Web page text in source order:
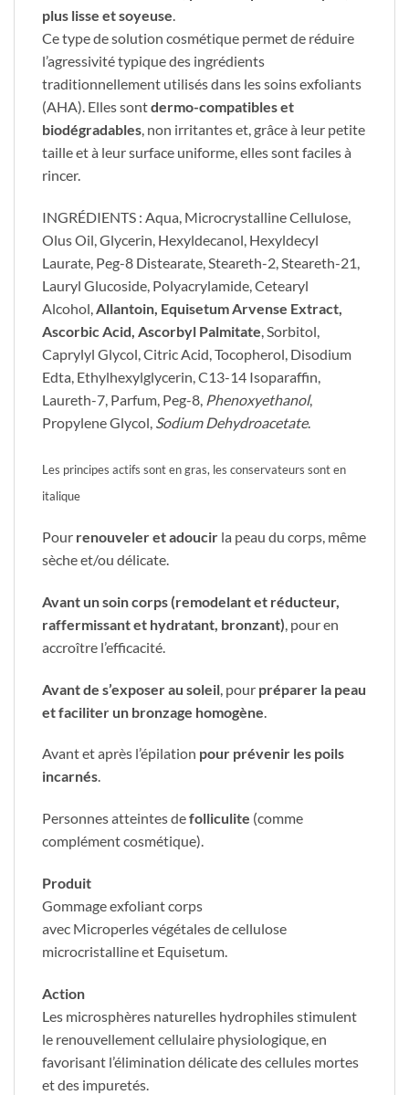
plus lisse et soyeuse.
Ce type de solution cosmétique permet de réduire
l’agressivité typique des ingrédients
traditionnellement utilisés dans les soins exfoliants
(AHA). Elles sontdermo-compatibles et
biodégradables, non irritantes et, grâce à leur petite
taille et à leur surface uniforme, elles sont faciles à
rincer.
INGRÉDIENTS : Aqua, Microcrystalline Cellulose,
Olus Oil, Glycerin, Hexyldecanol, Hexyldecyl
Laurate, Peg-8 Distearate, Steareth-2, Steareth-21,
Lauryl Glucoside, Polyacrylamide, Cetearyl
Alcohol,Allantoin, Equisetum Arvense Extract,
Ascorbic Acid, Ascorbyl Palmitate, Sorbitol,
Caprylyl Glycol, Citric Acid, Tocopherol, Disodium
Edta, Ethylhexylglycerin, C13-14 Isoparaffin,
Laureth-7, Parfum, Peg-8, Phenoxyethanol,
Propylene Glycol, Sodium Dehydroacetate.
Les principes actifs sont en gras, les conservateurs sont en
italique
​Pour renouveler et adoucir la peau du corps, même
sèche et/ou délicate.
Avant un soin corps (remodelant et réducteur,
raffermissant et hydratant, bronzant) , pour en
accroître l’efficacité.
Avant de s’exposer au soleil , pour préparer la peau
et faciliter un bronzage homogène
Avant et après l’épilation pour prévenir les poils
incarnés.
Personnes atteintes defolliculite (comme
complément cosmétique).
Produit
Gommage exfoliant corps
avec Microperles végétales de cellulose
microcristalline et Equisetum.
Action
Les microsphères naturelles hydrophiles stimulent
le renouvellement cellulaire physiologique, en
favorisant l’élimination délicate des cellules mortes
et des impuretés.